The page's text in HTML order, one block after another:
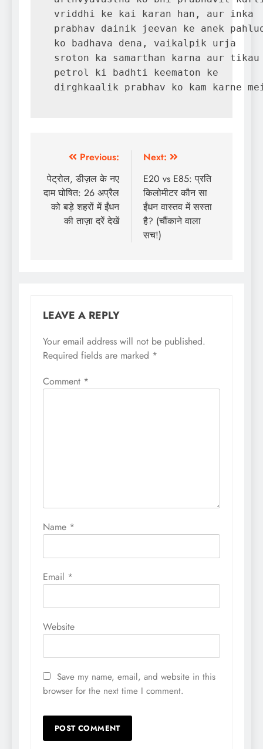
vriddhi ke kai karan han, aur inka
prabhav dainik jeevan ke anek
ko badhava dena, vaikalpik urja
sroton ka samarthan karna aur
petrol ki badhti keematon ke
dirghkaalik prabhav ko kam karne
navigation
Previous:
पेट्रोल, डीज़ल के नए
दाम घोषित: 26 अप्रैल
को बड़े शहरों में ईंधन
की ताज़ा दरें देखें
Next:
E20 vs E85: प्रति
किलोमीटर कौन सा
ईंधन वास्तव में सस्ता
है? (चौंकाने वाला
सच!)
LEAVE A REPLY
Your email address will not be published.
Required fields are marked *
Comment *
Name *
Email *
Website
Save my name, email, and website in this
browser for the next time I comment.